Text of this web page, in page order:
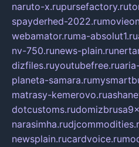
naruto-x.rupursefactory.ru
spayderhed-2022.ru
webamator.ruma-absolut1.ru
nv-750.runews-plain.ru
dizfiles.ruyoutubefree.ru
planeta-samara.ru
matrasy-kemerovo.ru
dotcustoms.ru
narasimha.ru
newsplain.rucardvoice.ru